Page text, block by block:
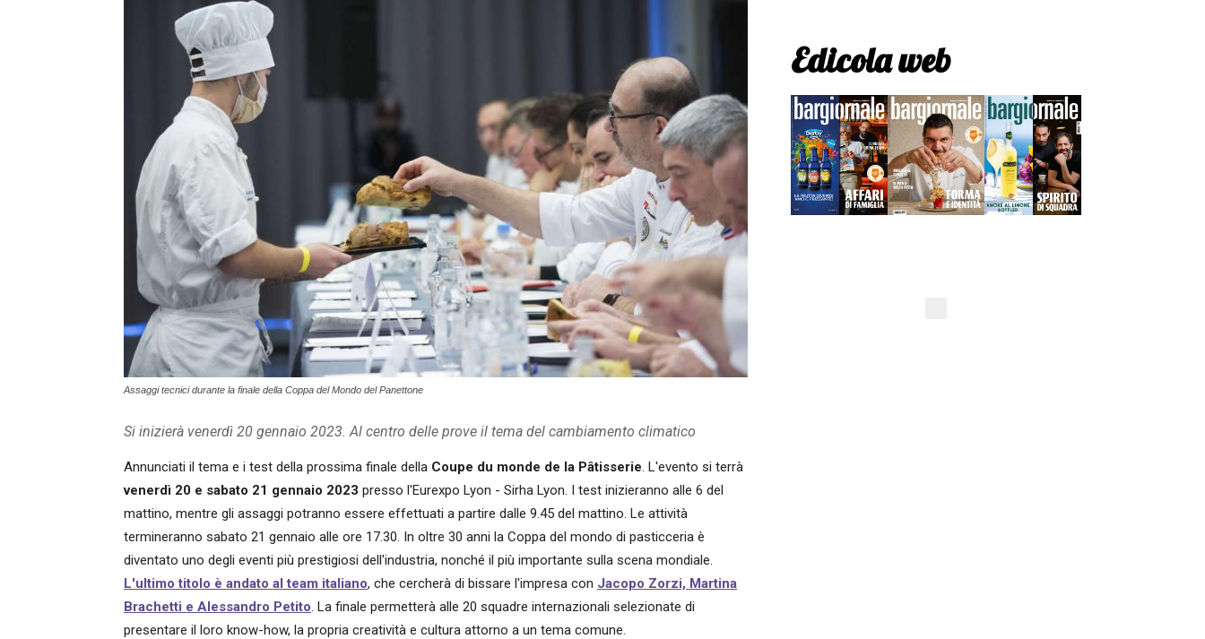
Assaggi tecnici durante la finale della Coppa del Mondo del Panettone
Si inizierà venerdì 20 gennaio 2023. Al centro delle prove il tema del cambiamento climatico
Annunciati il tema e i test della prossima finale della Coupe du monde de la Pâtisserie. L'evento si terrà
venerdì 20 e sabato 21 gennaio 2023 presso l'Eurexpo Lyon - Sirha Lyon. I test inizieranno alle 6 del
mattino, mentre gli assaggi potranno essere effettuati a partire dalle 9.45 del mattino. Le attività
termineranno sabato 21 gennaio alle ore 17.30. In oltre 30 anni la Coppa del mondo di pasticceria è
diventato uno degli eventi più prestigiosi dell'industria, nonché il più importante sulla scena mondiale.
L'ultimo titolo è andato al team italiano, che cercherà di bissare l'impresa con Jacopo Zorzi, Martina
Brachetti e Alessandro Petito. La finale permetterà alle 20 squadre internazionali selezionate di
presentare il loro know-how, la propria creatività e cultura attorno a un tema comune.
Edicola web